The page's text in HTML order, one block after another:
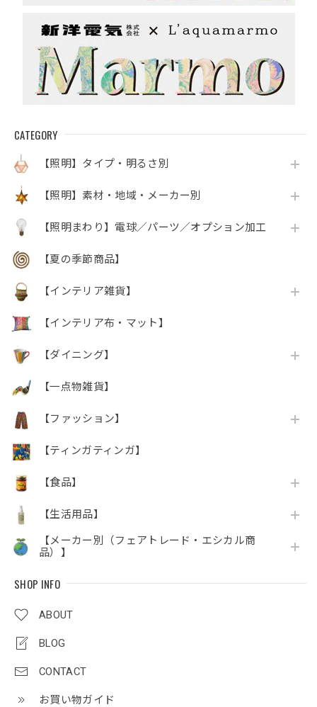
CATEGORY
【照明】タイプ・明るさ別
【照明】素材・地域・メーカー別
【照明まわり】電球／パーツ／オプション加工
【夏の季節商品】
【インテリア雑貨】
【インテリア布・マット】
【ダイニング】
【一点物雑貨】
【ファッション】
【ティンガティンガ】
【食品】
【生活用品】
【メーカー別（フェアトレード・エシカル商
品）】
SHOP INFO
ABOUT
BLOG
CONTACT
お買い物ガイド